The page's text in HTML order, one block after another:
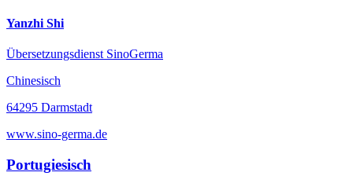
Yanzhi Shi
Übersetzungsdienst SinoGerma
Chinesisch
64295 Darmstadt
www.sino-germa.de
Portugiesisch